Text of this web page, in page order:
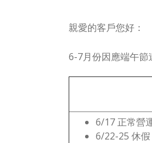
親愛的客戶您好：
6-7月份因應端午節
6/17 正常營
6/22-25 休假